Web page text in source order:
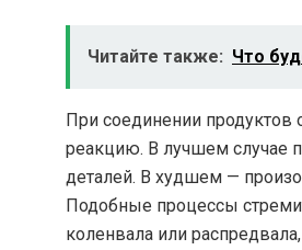
Читайте также: Что
При соединении продуктов
реакцию. В лучшем случае
деталей. В худшем —
Подобные процессы
коленвала или